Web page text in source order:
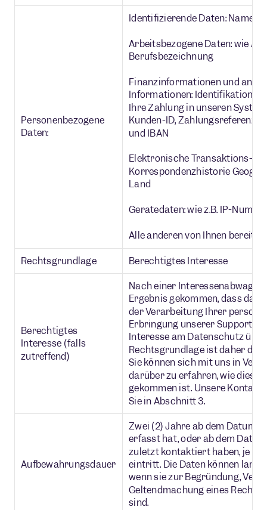
Personenbezogene
Daten:
Identifizierende Daten: Name,
Arbeitsbezogene Daten: wie
Berufsbezeichnung
Finanzinformationen und
Informationen:
Ihre Zahlung in unseren
Kunden-ID, Zahlungsreferenz-
und IBAN
Elektronische Transaktions-
Korrespondenzhistorie
Land
Gerätedaten: wie z.B. IP-
Alle anderen von Ihnen
Rechtsgrundlage Berechtigtes Interesse
Berechtigtes
Interesse (falls
zutreffend)
Nach einer
Ergebnis gekommen, dass das
der Verarbeitung Ihrer
Erbringung unserer Support-
Interesse am Datenschutz
Rechtsgrundlage ist daher das
Sie können sich mit uns in
darüber zu erfahren, wie diese
gekommen ist. Unsere
Sie in Abschnitt 3.
Aufbewahrungsdauer
Zwei (2) Jahre ab dem Datum,
erfasst hat, oder ab dem
zuletzt kontaktiert haben, je
eintritt. Die Daten können
wenn sie zur Begründung,
Geltendmachung eines
sind.